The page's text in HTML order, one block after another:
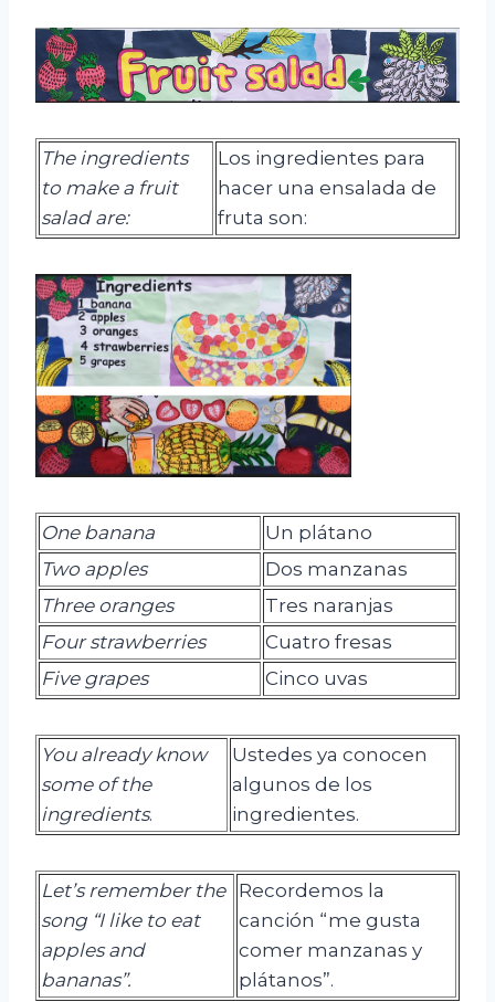
The ingredients
to make a fruit
salad are:
Los ingredientes para
hacer una ensalada de
fruta son:
Onebanana
Un plátano
Two apples
Dos manzanas
Three oranges
Tres naranjas
Four strawberries
Cuatro fresas
Five grapes
Cinco uvas
You already know
some of the
ingredients.
Ustedes ya conocen
algunos de los
ingredientes.
Let’s remember the
song “I like to eat
apples and
bananas”.
Recordemos la
canción “me gusta
comer manzanas y
plátanos”.